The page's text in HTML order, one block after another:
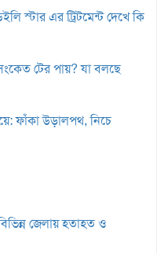
স্টার এর ট্রিটমেন্ট দেখে কি
টের পায়? যা বলছে
ফাঁকা উড়ালপথ, নিচে
জেলায় হতাহত ও